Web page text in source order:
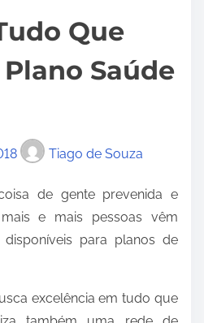
Que
Saúde
Tiago de Souza
de gente prevenida e
e mais pessoas vêm
para planos de
excelência em tudo que